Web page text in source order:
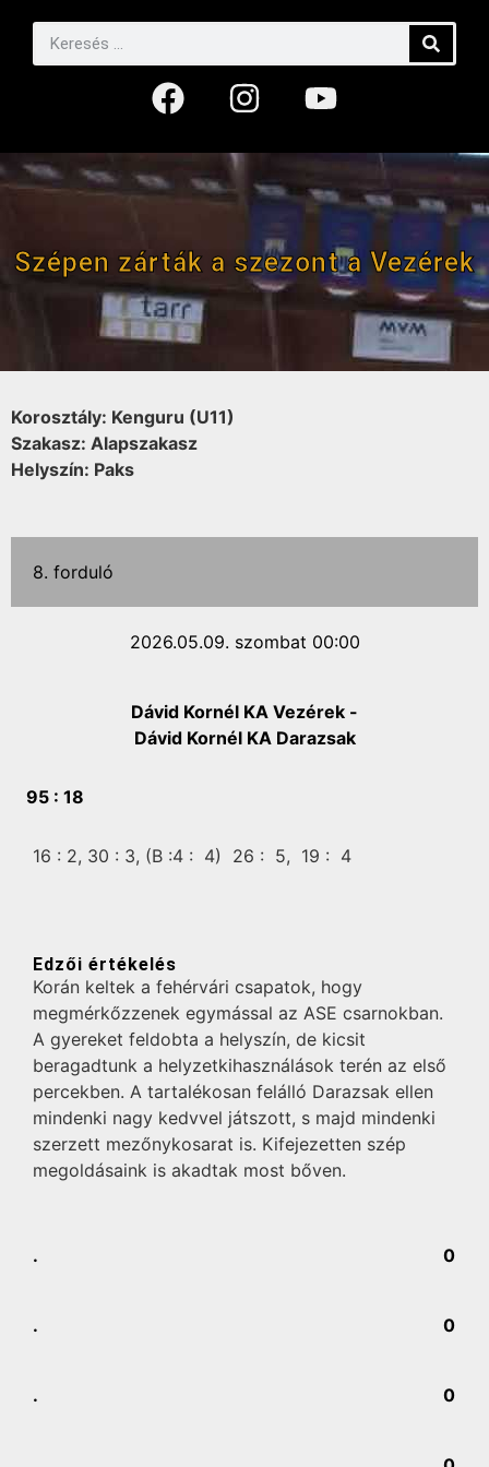
Szépen zárták a szezont a Vezérek
Korosztály: Kenguru (U11)
Szakasz: Alapszakasz
Helyszín: Paks
8. forduló
2026.05.09. szombat 00:00
Dávid Kornél KA Vezérek -
Dávid Kornél KA Darazsak
95 : 18
16 : 2, 30 : 3, (B :4 : 4) 26 : 5, 19 : 4
Edzői értékelés
Korán keltek a fehérvári csapatok, hogy
megmérkőzzenek egymással az ASE csarnokban.
A gyereket feldobta a helyszín, de kicsit
beragadtunk a helyzetkihasználások terén az első
percekben. A tartalékosan felálló Darazsak ellen
mindenki nagy kedvvel játszott, s majd mindenki
szerzett mezőnykosarat is. Kifejezetten szép
megoldásaink is akadtak most bőven.
. 0
. 0
. 0